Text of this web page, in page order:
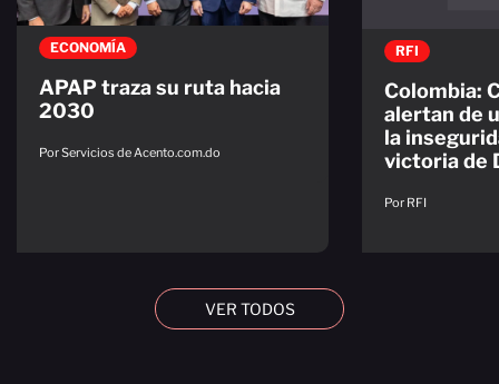
ECONOMÍA
APAP traza su ruta hacia
2030
Por Servicios de Acento.com.do
RFI
Colombia:
alertan de
la
victoria de
Por RFI
VER TODOS